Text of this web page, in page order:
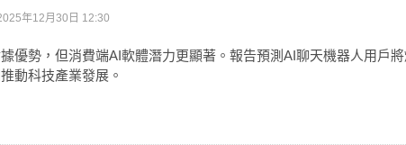
年12月30日 12:30
優勢，但消費端AI軟體潛力更顯著。報告預測AI聊天機器人用戶
動科技產業發展。